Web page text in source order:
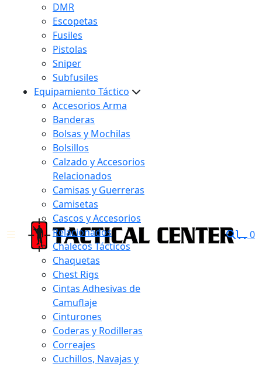
DMR
Escopetas
Fusiles
Pistolas
Sniper
Subfusiles
Equipamiento Táctico
Accesorios Arma
Banderas
Bolsas y Mochilas
Bolsillos
Calzado y Accesorios
Relacionados
Camisas y Guerreras
Camisetas
Cascos y Accesorios
Relacionados
Chalecos Tácticos
Chaquetas
Chest Rigs
Cintas Adhesivas de
Camuflaje
Cinturones
Coderas y Rodilleras
Correajes
Cuchillos, Navajas y
0